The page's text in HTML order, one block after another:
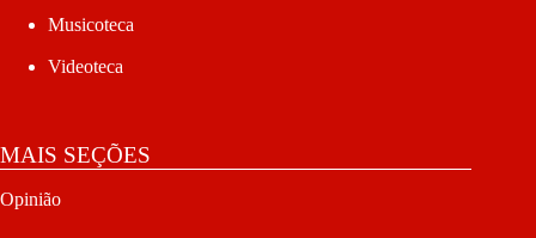
Musicoteca
Videoteca
MAIS SEÇÕES
Opinião